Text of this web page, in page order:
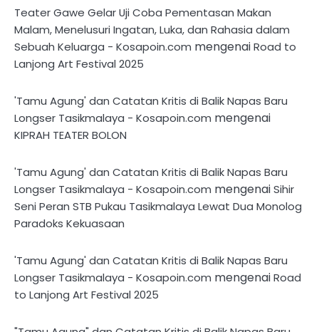
Teater Gawe Gelar Uji Coba Pementasan Makan
Malam, Menelusuri Ingatan, Luka, dan Rahasia dalam
Sebuah Keluarga - Kosapoin.com mengenaiRoad to
Lanjong Art Festival 2025
'Tamu Agung' dan Catatan Kritis di Balik Napas Baru
Longser Tasikmalaya - Kosapoin.com mengenai
KIPRAH TEATER BOLON
'Tamu Agung' dan Catatan Kritis di Balik Napas Baru
Longser Tasikmalaya - Kosapoin.com mengenaiSihir
Seni Peran STB Pukau Tasikmalaya Lewat Dua Monolog
Paradoks Kekuasaan
'Tamu Agung' dan Catatan Kritis di Balik Napas Baru
Longser Tasikmalaya - Kosapoin.com mengenaiRoad
to Lanjong Art Festival 2025